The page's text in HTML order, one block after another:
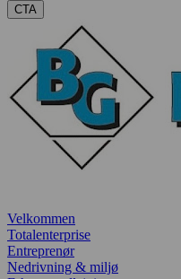
CTA
Velkommen
Totalenterprise
Entreprenør
Nedrivning & miljø